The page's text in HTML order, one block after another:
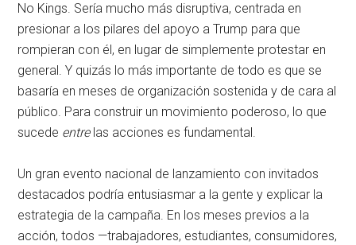
No Kings. Sería mucho más disruptiva, centrada en
presionar a los pilares del apoyo a Trump para que
rompieran con él, en lugar de simplemente protestar en
general. Y quizás lo más importante de todo es que se
basaría en meses de organización sostenida y de cara al
público. Para construir un movimiento poderoso, lo que
sucede entrelas acciones es fundamental.
Un gran evento nacional de lanzamiento con invitados
destacados podría entusiasmar a la gente y explicar la
estrategia de la campaña. En los meses previos a la
acción, todos —trabajadores, estudiantes, consumidores,